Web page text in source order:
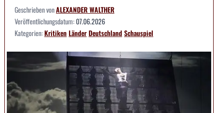
Geschrieben vonALEXANDER WALTHER
Veröffentlichungsdatum:07.06.2026
Kategorien:KritikenLänderDeutschlandSchauspiel